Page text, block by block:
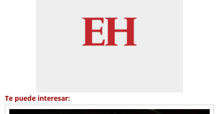
Te puede interesar: